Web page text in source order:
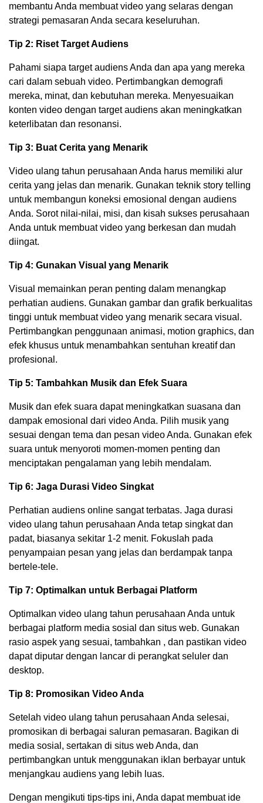
membantu Anda membuat video yang selaras dengan
strategi pemasaran Anda secara keseluruhan.
Tip 2: Riset Target Audiens
Pahami siapa target audiens Anda dan apa yang mereka
cari dalam sebuah video. Pertimbangkan demografi
mereka, minat, dan kebutuhan mereka. Menyesuaikan
konten video dengan target audiens akan meningkatkan
keterlibatan dan resonansi.
Tip 3: Buat Cerita yang Menarik
Video ulang tahun perusahaan Anda harus memiliki alur
cerita yang jelas dan menarik. Gunakan teknik story telling
untuk membangun koneksi emosional dengan audiens
Anda. Sorot nilai-nilai, misi, dan kisah sukses perusahaan
Anda untuk membuat video yang berkesan dan mudah
diingat.
Tip 4: Gunakan Visual yang Menarik
Visual memainkan peran penting dalam menangkap
perhatian audiens. Gunakan gambar dan grafik berkualitas
tinggi untuk membuat video yang menarik secara visual.
Pertimbangkan penggunaan animasi, motion graphics, dan
efek khusus untuk menambahkan sentuhan kreatif dan
profesional.
Tip 5: Tambahkan Musik dan Efek Suara
Musik dan efek suara dapat meningkatkan suasana dan
dampak emosional dari video Anda. Pilih musik yang
sesuai dengan tema dan pesan video Anda. Gunakan efek
suara untuk menyoroti momen-momen penting dan
menciptakan pengalaman yang lebih mendalam.
Tip 6: Jaga Durasi Video Singkat
Perhatian audiens online sangat terbatas. Jaga durasi
video ulang tahun perusahaan Anda tetap singkat dan
padat, biasanya sekitar 1-2 menit. Fokuslah pada
penyampaian pesan yang jelas dan berdampak tanpa
bertele-tele.
Tip 7: Optimalkan untuk Berbagai Platform
Optimalkan video ulang tahun perusahaan Anda untuk
berbagai platform media sosial dan situs web. Gunakan
rasio aspek yang sesuai, tambahkan , dan pastikan video
dapat diputar dengan lancar di perangkat seluler dan
desktop.
Tip 8: Promosikan Video Anda
Setelah video ulang tahun perusahaan Anda selesai,
promosikan di berbagai saluran pemasaran. Bagikan di
media sosial, sertakan di situs web Anda, dan
pertimbangkan untuk menggunakan iklan berbayar untuk
menjangkau audiens yang lebih luas.
Dengan mengikuti tips-tips ini, Anda dapat membuat ide